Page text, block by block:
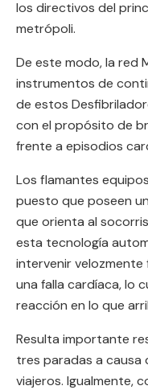
los directivos del
metrópoli.
De este modo, la red
instrumentos de
de estos
con el propósito de
frente a episodios
Los flamantes
puesto que poseen
que orienta al
esta tecnología
intervenir velozmente
una falla cardíaca, lo
reacción en lo que
Resulta importante
tres paradas a causa
viajeros. Igualmente,